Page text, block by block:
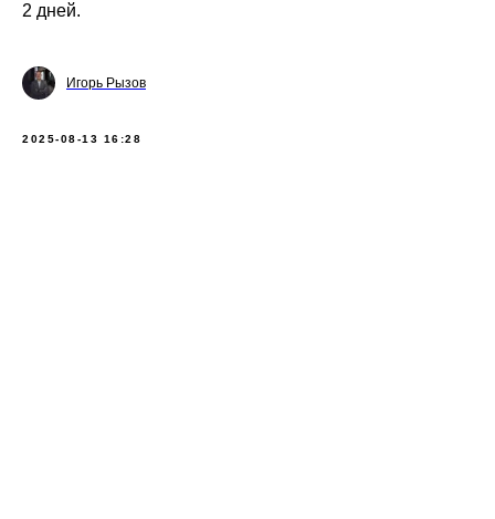
2 дней.
Игорь Рызов
2025-08-13 16:28